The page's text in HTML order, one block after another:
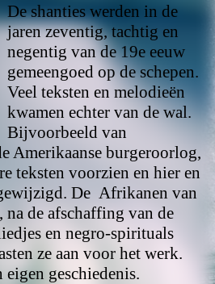
De shanties werden in de
jaren zeventig, tachtig en
negentig van de 19e eeuw
gemeengoed op de schepen.
Veel teksten en melodieën
kwamen echter van de wal.
Bijvoorbeeld van
Amerikaanse burgeroorlog,
teksten voorzien en hier en
De Afrikanen van
na de afschaffing van de
en negro-spirituals
ze aan voor het werk.
geschiedenis.